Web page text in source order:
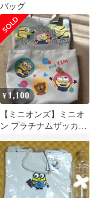
バッグ
¥1,100
【ミニオンズ】ミニオ
ン プラチナムザッカト